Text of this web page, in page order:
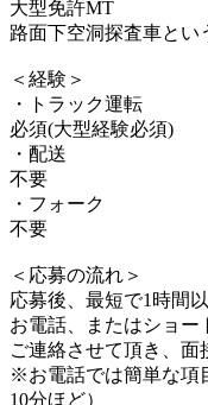
大型免許MT
路面下空洞探査車とい
＜経験＞
・トラック運転
必須(大型経験必須)
・配送
不要
・フォーク
不要
＜応募の流れ＞
応募後、最短で1時間
お電話、またはショー
ご連絡させて頂き、面
※お電話では簡単な項
10分ほど）